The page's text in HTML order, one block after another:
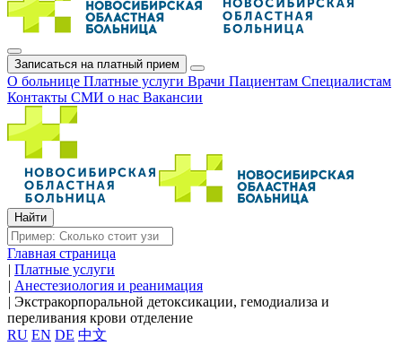
Записаться на платный прием
О больнице Платные услуги Врачи Пациентам Специалистам
Контакты СМИ о нас Вакансии
Главная страница
| Платные услуги
| Анестезиология и реанимация
| Экстракорпоральной детоксикации, гемодиализа и
переливания крови отделение
RU EN DE 中文